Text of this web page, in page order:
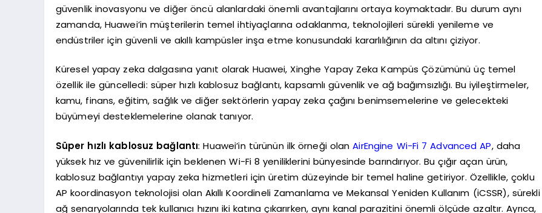
güvenlik inovasyonu ve diğer öncü alanlardaki önemli avantajlarını ortaya koymaktadır. Bu durum aynı
zamanda, Huawei’in müşterilerin temel ihtiyaçlarına odaklanma, teknolojileri sürekli yenileme ve
endüstriler için güvenli ve akıllı kampüsler inşa etme konusundaki kararlılığının da altını çiziyor.
Küresel yapay zeka dalgasına yanıt olarak Huawei, Xinghe Yapay Zeka Kampüs Çözümünü üç temel
özellik ile güncelledi: süper hızlı kablosuz bağlantı, kapsamlı güvenlik ve ağ bağımsızlığı. Bu iyileştirmeler,
kamu, finans, eğitim, sağlık ve diğer sektörlerin yapay zeka çağını benimsemelerine ve gelecekteki
büyümeyi desteklemelerine olanak tanıyor.
Süper hızlı kablosuz bağlantı: Huawei’in türünün ilk örneği olanAirEngine Wi-Fi 7 Advanced AP, daha
yüksek hız ve güvenilirlik için beklenen Wi-Fi 8 yeniliklerini bünyesinde barındırıyor. Bu çığır açan ürün,
kablosuz bağlantıyı yapay zeka hizmetleri için üretim düzeyinde bir temel haline getiriyor. Özellikle, çoklu
AP koordinasyon teknolojisi olan Akıllı Koordineli Zamanlama ve Mekansal Yeniden Kullanım (iCSSR), sürekli
ağ senaryolarında tek kullanıcı hızını iki katına çıkarırken, aynı kanal parazitini önemli ölçüde azaltır. Ayrıca,